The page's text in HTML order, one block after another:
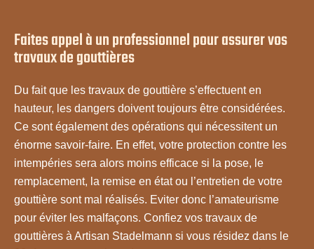
Faites appel à un professionnel pour assurer vos
travaux de gouttières
Du fait que les travaux de gouttière s’effectuent en
hauteur, les dangers doivent toujours être considérées.
Ce sont également des opérations qui nécessitent un
énorme savoir-faire. En effet, votre protection contre les
intempéries sera alors moins efficace si la pose, le
remplacement, la remise en état ou l’entretien de votre
gouttière sont mal réalisés. Eviter donc l’amateurisme
pour éviter les malfaçons. Confiez vos travaux de
gouttières à Artisan Stadelmann si vous résidez dans le